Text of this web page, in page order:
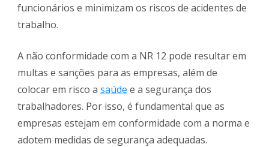
funcionários e minimizam os riscos de acidentes de
trabalho.
A não conformidade com a NR 12 pode resultar em
multas e sanções para as empresas, além de
colocar em risco a saúde e a segurança dos
trabalhadores. Por isso, é fundamental que as
empresas estejam em conformidade com a norma e
adotem medidas de segurança adequadas.